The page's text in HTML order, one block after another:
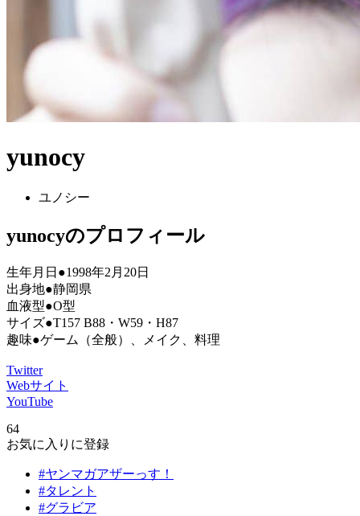
yunocy
ユノシー
yunocyのプロフィール
生年月日●1998年2月20日
出身地●静岡県
血液型●O型
サイズ●T157 B88・W59・H87
趣味●ゲーム（全般）、メイク、料理
Twitter
Webサイト
YouTube
64
お気に入りに登録
#ヤンマガアザーっす！
#タレント
#グラビア